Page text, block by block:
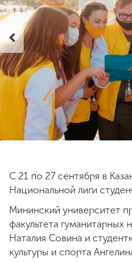
ENG SPN CHI
Приемная
комиссия
+7 (831) 262-26-20
С 21 по 27 сентября в
Национальной лиги
Мининский университет
факультета гуманитарных
Наталия Совина и
культуры и спорта